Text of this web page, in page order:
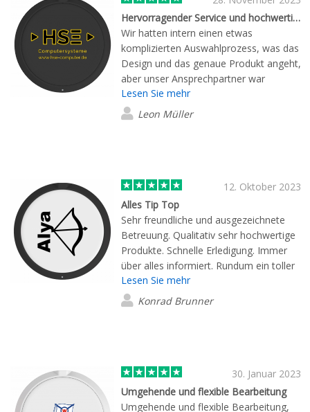
Hervorragender Service und hochwertige Produkte
Wir hatten intern einen etwas
komplizierten Auswahlprozess, was das
Design und das genaue Produkt angeht,
aber unser Ansprechpartner war
äußerst geduldig und hat alle unsere
Wünsche umgesetzt und uns beraten.
Das Endprodukt übertrifft unsere
Lesen Sie mehr
Leon Müller
12. Oktober 2023
Alles Tip Top
Sehr freundliche und ausgezeichnete
Betreuung. Qualitativ sehr hochwertige
Produkte. Schnelle Erledigung. Immer
über alles informiert. Rundum ein toller
Service! Gerne wieder!
Lesen Sie mehr
Konrad Brunner
30. Januar 2023
Umgehende und flexible Bearbeitung
Umgehende und flexible Bearbeitung,